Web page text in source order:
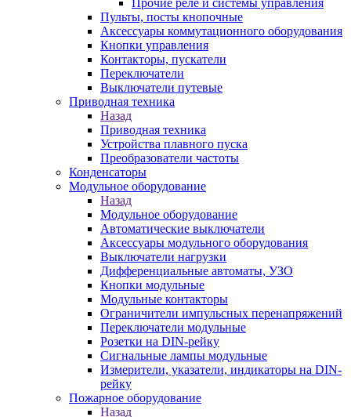
Прочие реле и системы управления
Пульты, посты кнопочные
Аксессуары коммутационного оборудования
Кнопки управления
Контакторы, пускатели
Переключатели
Выключатели путевые
Приводная техника
Назад
Приводная техника
Устройства плавного пуска
Преобразователи частоты
Конденсаторы
Модульное оборудование
Назад
Модульное оборудование
Автоматические выключатели
Аксессуары модульного оборудования
Выключатели нагрузки
Дифференциальные автоматы, УЗО
Кнопки модульные
Модульные контакторы
Ограничители импульсных перенапряжений
Переключатели модульные
Розетки на DIN-рейку
Сигнальные лампы модульные
Измерители, указатели, индикаторы на DIN-
рейку
Пожарное оборудование
Назад